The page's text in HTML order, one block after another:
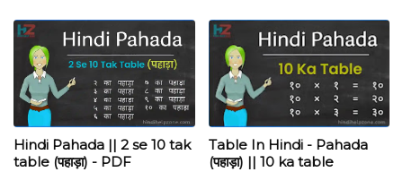
Hindi Pahada || 2 se 10 tak
table (पहाड़ा) - PDF
Table In Hindi - Pahada
(पहाड़ा) || 10 ka table